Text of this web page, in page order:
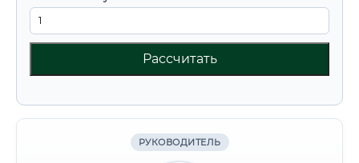
Рассчитать
РУКОВОДИТЕЛЬ